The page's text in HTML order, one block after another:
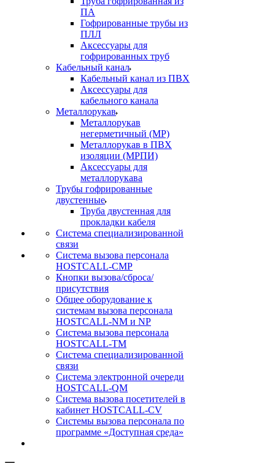
ПА
Гофрированные трубы из
ПЛЛ
Аксессуары для
гофрированных труб
Кабельный канал
Кабельный канал из ПВХ
Аксессуары для
кабельного канала
Металлорукав
Металлорукав
негерметичный (МР)
Металлорукав в ПВХ
изоляции (МРПИ)
Аксессуары для
металлорукава
Трубы гофрированные
двустенные
Труба двустенная для
прокладки кабеля
Система специализированной
связи
Cистема вызова персонала
HOSTCALL-CMP
Кнопки вызова/сброса/
присутствия
Общее оборудование к
системам вызова персонала
HOSTCALL-NM и NP
Система вызова персонала
HOSTCALL-TM
Система специализированной
связи
Система электронной очереди
HOSTCALL-QM
Cистема вызова посетителей в
кабинет HOSTCALL-CV
Системы вызова персонала по
программе «Доступная среда»